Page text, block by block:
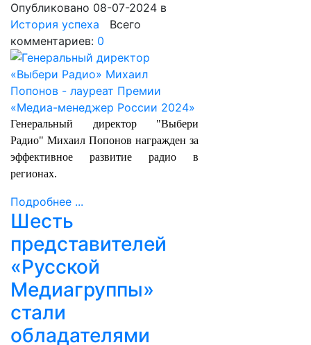
Опубликовано 08-07-2024 в
История успеха Всего
комментариев: 0
Генеральный директор "Выбери
Радио" Михаил Попонов награжден за
эффективное развитие радио в
регионах.
Подробнее ...
Шесть
представителей
«Русской
Медиагруппы»
стали
обладателями